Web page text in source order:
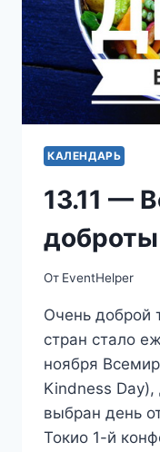
КАЛЕНДАРЬ
13.11 —
доброты
От EventHelper
Очень доброй
стран стало
ноября
Kindness Day),
выбран день
Токио 1-й